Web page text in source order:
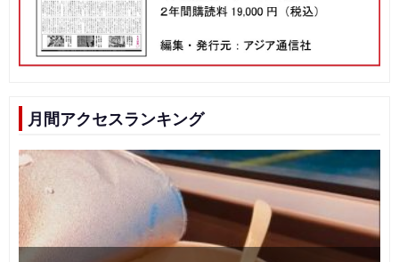
月間アクセスランキング